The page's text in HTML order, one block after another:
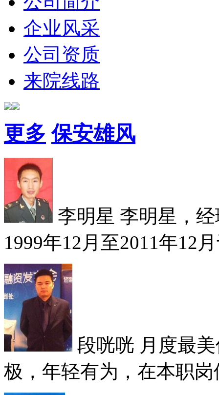
企业风采
公司资质
来院线路
更多 保安雄风
李明星 李明星，
1999年12月至2011年12
段咣咣 月度最
极，年轻有为，在本职